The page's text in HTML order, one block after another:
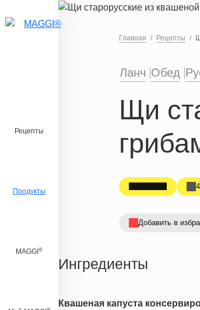
Перейти к основному содержанию
Рецепты
Продукты
MAGGI ®
Главная Рецепты
Ланч Обед
Щи
Добавить в
Ингредиенты
Квашеная капуста